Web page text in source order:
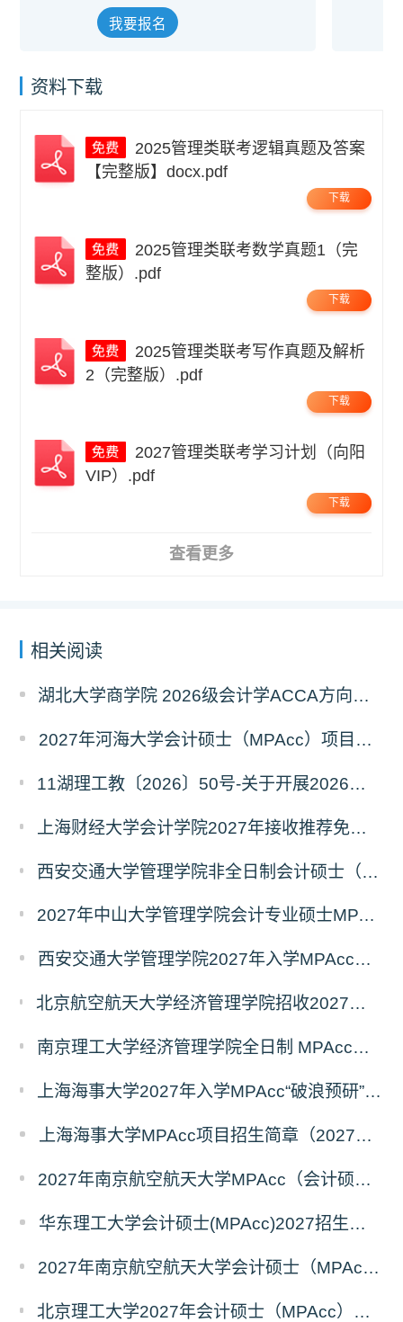
我要报名
资料下载
【完整版】docx.pdf
下载
整版）.pdf
下载
2（完整版）.pdf
下载
VIP）.pdf
下载
查看更多
相关阅读
湖北大学商学院 2026级会计学ACCA方向班招生简章
2027年河海大学会计硕士（MPAcc）项目简介
11湖理工教〔2026〕50号-关于开展2026年辅修专业与微专业招生工作的通知
上海财经大学会计学院2027年接收推荐免试研究生（含直博生）预报名的通知
西安交通大学管理学院非全日制会计硕士（MPAcc）2027年报考指南
2027年中山大学管理学院会计专业硕士MPAcc(资本市场方向）招生开启！
西安交通大学管理学院2027年入学MPAcc项目“卓越计划”申请指南
北京航空航天大学经济管理学院招收2027年非全日制会计专业硕士（MPAcc）校园开放日活动
南京理工大学经济管理学院全日制 MPAcc停招及会计学初试科目调整通知
上海海事大学2027年入学MPAcc“破浪预研”系列招生宣讲活动正式发布
上海海事大学MPAcc项目招生简章（2027年）
2027年南京航空航天大学MPAcc（会计硕士）招生简章
华东理工大学会计硕士(MPAcc)2027招生宣传册
2027年南京航空航天大学会计硕士（MPAcc非全日制）招生简章
北京理工大学2027年会计硕士（MPAcc）招生说明（专业代码：125300）